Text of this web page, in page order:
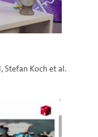
,Stefan Koch et al.